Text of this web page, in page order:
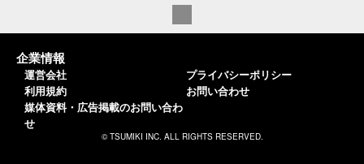
企業情報
運営会社
利用規約
媒体資料・広告掲載のお問い合わ
せ
プライバシーポリシー
お問い合わせ
© TSUMIKI INC. ALL RIGHTS RESERVED.